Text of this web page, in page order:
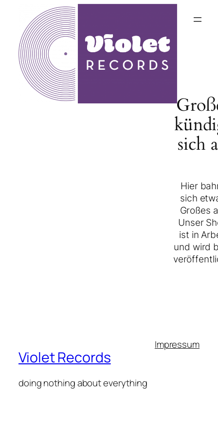
sich
Hier
sich
Großes
Unser
ist in
und wird
Violet Records
doing nothing about everything
Impressum